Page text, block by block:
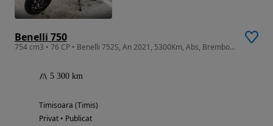
Benelli 750
754 cm3 • 76 CP • Benelli 752S, An 2021, 5300Km, Abs, Brembo, Marzocchi, Import Germania
5 300 km
Timisoara (Timis)
Privat • Publicat